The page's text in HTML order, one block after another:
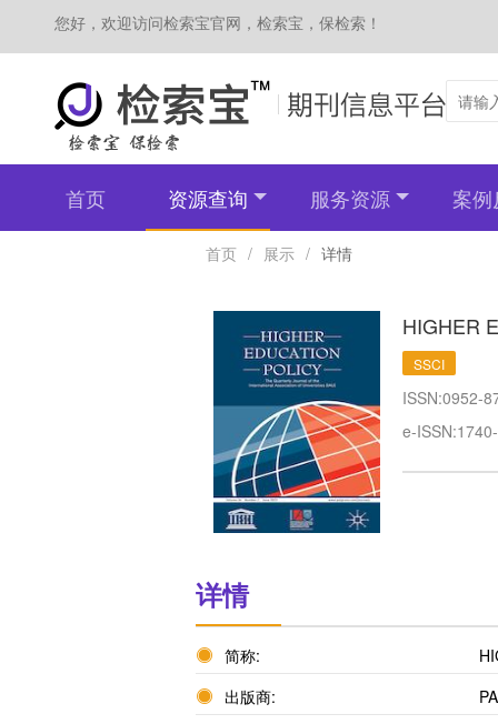
您好，欢迎访问检索宝官网，检索宝，保检索！
首页 资源查询 服务资源 案
首页 / 展示 / 详情
HIGHER
SSCI
ISSN:0952-
e-
详情
简称:
出版商: